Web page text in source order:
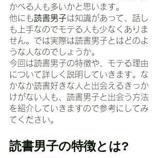
かべる人も多いかと思います。
他にも読書男子は知識があって、話し
も上手なのでモテる人も少なくありま
せん。では実際は読書男子とはどのよ
うな人なのでしょうか。
今回は読書男子の特徴や、モテる理由
について詳しく説明していきます。な
かなか読書好きな人と出会えるきっか
けがない人も、読書男子と出会う方法
を紹介していきますので参考にしてみ
てください。
読書男子の特徴とは?